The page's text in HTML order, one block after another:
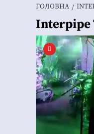
ГОЛОВНА
Interpipe